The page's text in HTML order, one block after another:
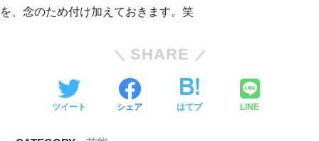
を、念のため付け加えておきます。笑
SHARE
ツイート シェア はてブ LINE